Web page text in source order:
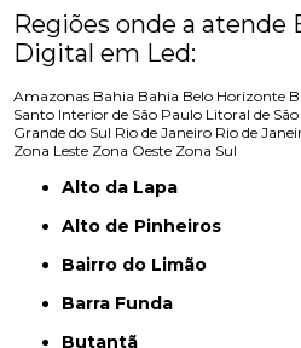
Regiões onde a atende
Digital em Led:
Amazonas Bahia Bahia Belo Horizonte
Santo Interior de São Paulo Litoral de
Grande do Sul Rio de Janeiro Rio de
Zona Leste Zona Oeste Zona Sul
Alto da Lapa
Alto de Pinheiros
Bairro do Limão
Barra Funda
Butantã